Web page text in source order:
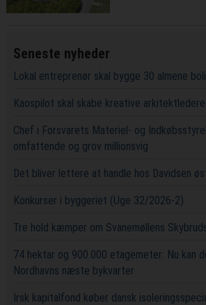
Seneste nyheder
Lokal entreprenør skal bygge 30 almene
Kaospilot skal skabe kreative arkitektledere
Chef i Forsvarets Materiel- og
omfattende og grov millionsvig
Det bliver lettere at handle hos Davidsen
Konkurser i byggeriet (Uge 32/2026-2)
Tre hold kæmper om Svanemøllens
74 hektar og 900.000 etagemeter: Nu kan
Nordhavns næste bykvarter
Irsk kapitalfond køber dansk